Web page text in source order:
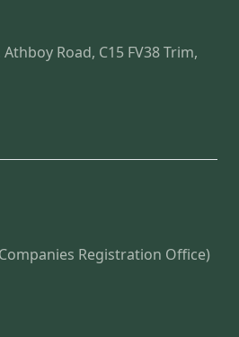
Road, C15 FV38 Trim,
Registration Office)